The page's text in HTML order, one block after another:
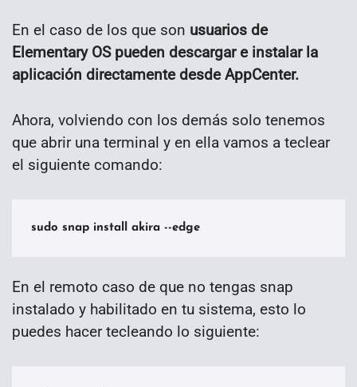
En el caso de los que son usuarios de
Elementary OS pueden descargar e instalar la
aplicación directamente desde AppCenter.
Ahora, volviendo con los demás solo tenemos
que abrir una terminal y en ella vamos a teclear
el siguiente comando:
sudo snap install akira --edge
En el remoto caso de que no tengas snap
instalado y habilitado en tu sistema, esto lo
puedes hacer tecleando lo siguiente: